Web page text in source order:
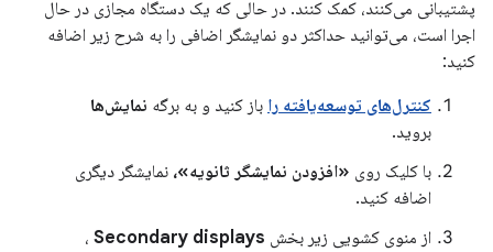
پشتیبانی می‌کنند، کمک کنند. در حالی که یک دستگاه مجازی در حال
اجرا است، می‌توانید حداکثر دو نمایشگر اضافی را به شرح زیر اضافه
کنید:
کنترل‌های توسعه‌یافته را باز کنید و به برگه نمایش‌ها
بروید.
با کلیک روی «افزودن نمایشگر ثانویه»، نمایشگر دیگری
اضافه کنید.
از منوی کشویی زیر بخش Secondary displays ،